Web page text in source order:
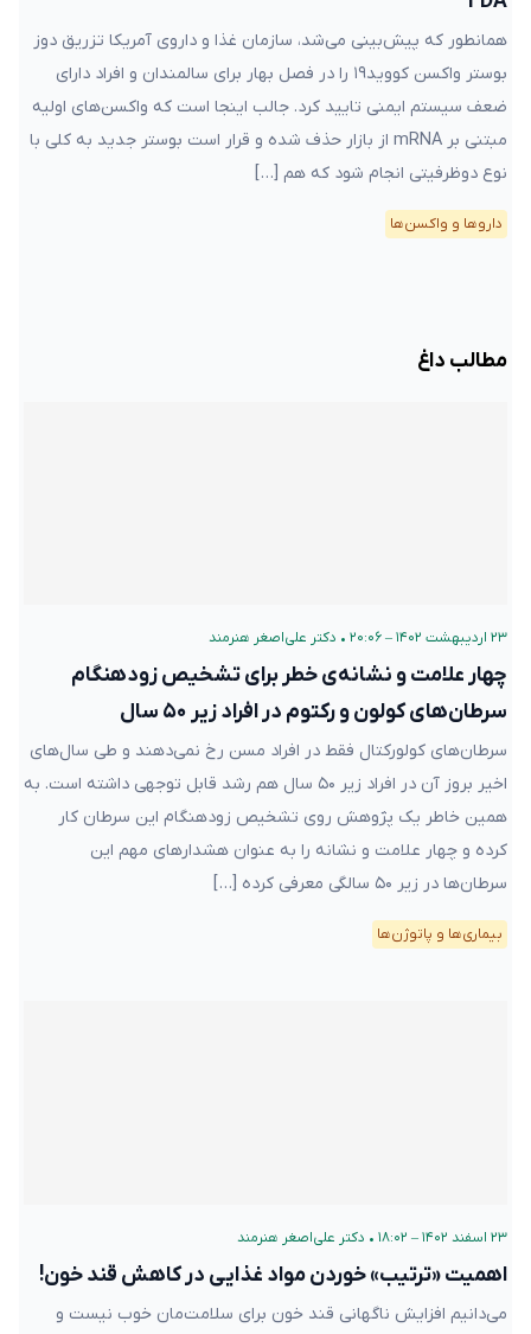
همانطور که پیش‌بینی می‌شد، سازمان غذا و داروی آمریکا تزریق دوز
بوستر واکسن کووید۱۹ را در فصل بهار برای سالمندان و افراد دارای
ضعف سیستم ایمنی تایید کرد. جالب اینجا است که واکسن‌های اولیه
مبتنی بر mRNA از بازار حذف شده و قرار است بوستر جدید به کلی با
نوع دوظرفیتی انجام شود که هم […]
دارو‌ها و واکسن‌ها
مطالب داغ
۲۳ اردیبهشت ۱۴۰۲ – ۲۰:۰۶ • دکتر علی‌اصغر هنرمند
چهار علامت و نشانه‌‌ی خطر برای تشخیص زودهنگام
سرطان‌های کولون و رکتوم در افراد زیر ۵۰ سال
سرطان‌های کولورکتال فقط در افراد مسن رخ نمی‌دهند و طی سال‌های
اخیر بروز آن در افراد زیر ۵۰ سال هم رشد قابل توجهی داشته است. به
همین خاطر یک پژوهش روی تشخیص زودهنگام این سرطان کار
کرده و چهار علامت و نشانه را به عنوان هشدارهای مهم این
سرطان‌ها در زیر ۵۰ سالگی معرفی کرده […]
بیماری‌ها و پاتوژن‌ها
۲۳ اسفند ۱۴۰۲ – ۱۸:۰۲ • دکتر علی‌اصغر هنرمند
اهمیت «ترتیب» خوردن مواد غذایی در کاهش قند خون!
می‌دانیم افزایش ناگهانی قند خون برای سلامت‌مان خوب نیست و